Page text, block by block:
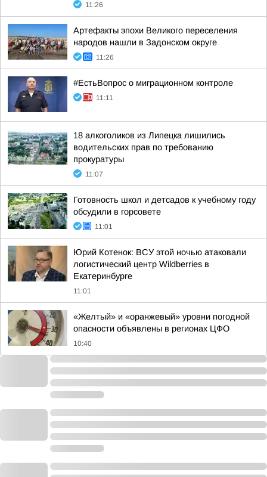
11:26
Артефакты эпохи Великого переселения
народов нашли в Задонском округе
11:26
#ЕстьВопрос о миграционном контроле
11:11
18 алкоголиков из Липецка лишились
водительских прав по требованию
прокуратуры
11:07
Готовность школ и детсадов к учебному году
обсудили в горсовете
11:01
Юрий Котенок: ВСУ этой ночью атаковали
логистический центр Wildberries в
Екатеринбурге
11:01
«Желтый» и «оранжевый» уровни погодной
опасности объявлены в регионах ЦФО
10:40